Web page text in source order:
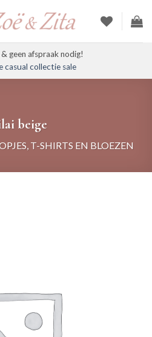
geen afspraak nodig!
casual collectie sale
beige
T-SHIRTS EN BLOEZEN